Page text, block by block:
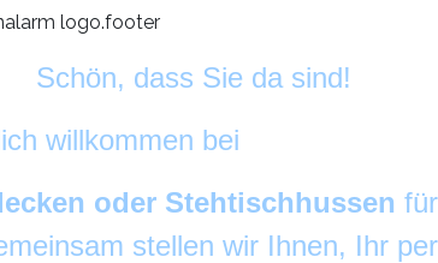
Schön, dass Sie da sind!
willkommen bei
oder Stehtischhussen
stellen wir Ihnen, Ihr